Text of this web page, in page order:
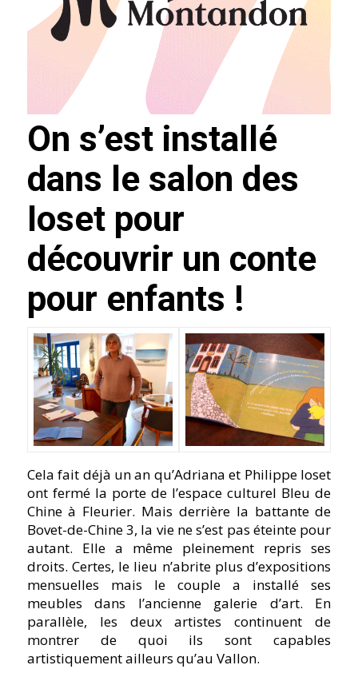
On s’est installé
dans le salon des
Ioset pour
découvrir un conte
pour enfants !
Cela fait déjà un an qu’Adriana et Philippe Ioset
ont fermé la porte de l’espace culturel Bleu de
Chine à Fleurier. Mais derrière la battante de
Bovet-de-Chine 3, la vie ne s’est pas éteinte pour
autant. Elle a même pleinement repris ses
droits. Certes, le lieu n’abrite plus d’expositions
mensuelles mais le couple a installé ses
meubles dans l’ancienne galerie d’art. En
parallèle, les deux artistes continuent de
montrer de quoi ils sont capables
artistiquement ailleurs qu’au Vallon.